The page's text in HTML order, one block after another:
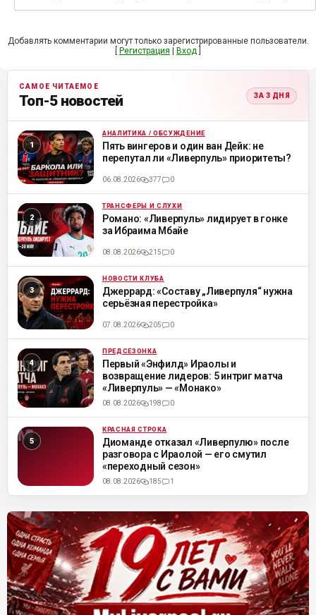
Добавлять комментарии могут только зарегистрированные пользователи.
Регистрация Вход
САМОЕ ЧИТАЕМОЕ
Топ-5 новостей ЗА 3 ДНЯ
ML АНАЛИТИКА / ОБСУЖДЕНИЕ
Пять вингеров и один ван Дейк: не
перепутал ли «Ливерпуль» приоритеты?
06.08.2026 377 0
ML ТРАНСФЕРЫ И СЛУХИ
Романо: «Ливерпуль» лидирует в гонке
за Ибраима Мбайе
08.08.2026 215 0
ML НОВОСТИ КЛУБА
Джеррард: «Составу „Ливерпуля“ нужна
серьёзная перестройка»
07.08.2026 205 0
ML ПРЕДСЕЗОНКА
Первый «Энфилд» Ираолы и
возвращение лидеров: 5 интриг матча
«Ливерпуль» — «Монако»
08.08.2026 198 0
ML КРАСНАЯ СТРОКА
Диоманде отказал «Ливерпулю» после
разговора с Ираолой — его смутил
«переходный сезон»
08.08.2026 185 1